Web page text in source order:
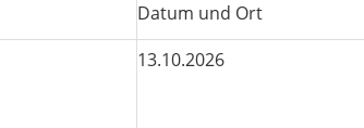
Datum und Ort
13.10.2026